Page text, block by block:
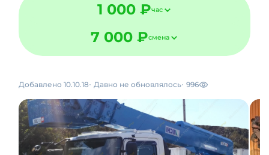
1 000 ₽час
7 000 ₽смена
Добавлено 10.10.18 Давно не обновлялось 996